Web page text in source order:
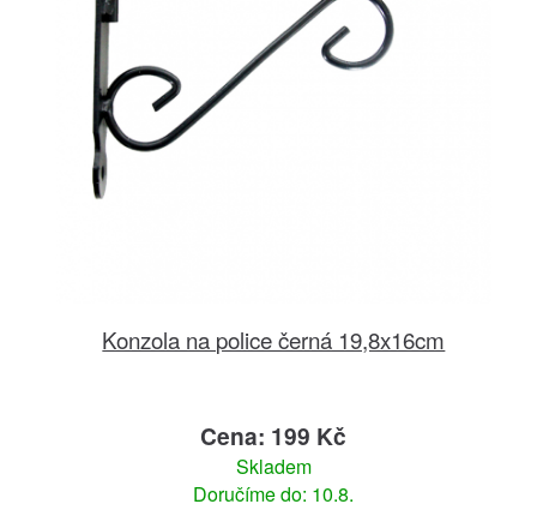
Konzola na police černá 19,8x16cm
Cena: 199 Kč
Skladem
Doručíme do: 10.8.